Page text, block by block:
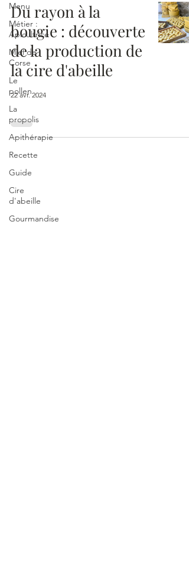
Menu
Métier :
Apicultrice
Miel de
Corse
Le
pollen
La
propolis
Apithérapie
Recette
Guide
Cire
d'abeille
Gourmandise
Du rayon à la
bougie : découverte
de la production de
la cire d'abeille
22 avr. 2024